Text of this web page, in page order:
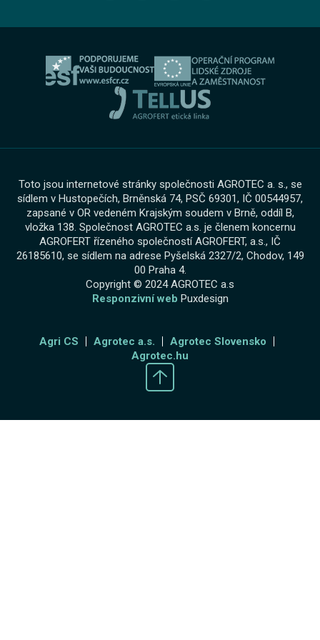
Servis AGROTEC Group
Zimní servisní akce
Cookies
Toto jsou internetové stránky společnosti AGROTEC a. s., se
sídlem v Hustopečích, Brněnská 74, PSČ 69301, IČ 00544957,
zapsané v OR vedeném Krajským soudem v Brně, oddíl B,
vložka 138. Společnost AGROTEC a.s. je členem koncernu
AGROFERT řízeného společností AGROFERT, a.s., IČ
26185610, se sídlem na adrese Pyšelská 2327/2, Chodov, 149
00 Praha 4.
Copyright © 2024 AGROTEC a.s
Responzivní web Puxdesign
Agri CS Agrotec a.s.
Agrotec Slovensko
Agrotec.hu